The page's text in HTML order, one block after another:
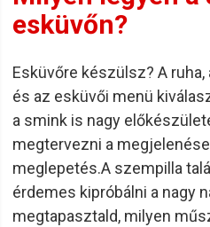
esküvőn?
Esküvőre készülsz? A
és az esküvői menü
a smink is nagy
megtervezni a
meglepetés.A szempilla
érdemes kipróbálni a nagy
megtapasztald, milyen